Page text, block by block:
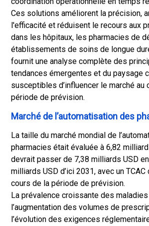
Ces solutions améliorent la précision,
l'efficacité et réduisent le recours aux
dans les hôpitaux, les pharmacies de
établissements de soins de longue
fournit une analyse complète des
tendances émergentes et du paysage
susceptibles d’influencer le marché au
période de prévision.
Marché de l’automatisation des
La taille du marché mondial de
pharmacies était évaluée à 6,82
devrait passer de 7,38 milliards USD
milliards USD d’ici 2031, avec un TCAC
cours de la période de prévision.
La prévalence croissante des
l’augmentation des volumes de
l’évolution des exigences